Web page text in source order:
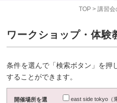
TOP> 講習会
ワークショップ・体験
条件を選んで「検索ボタン」を押
することができます。
開催場所を選
east side tokyo（